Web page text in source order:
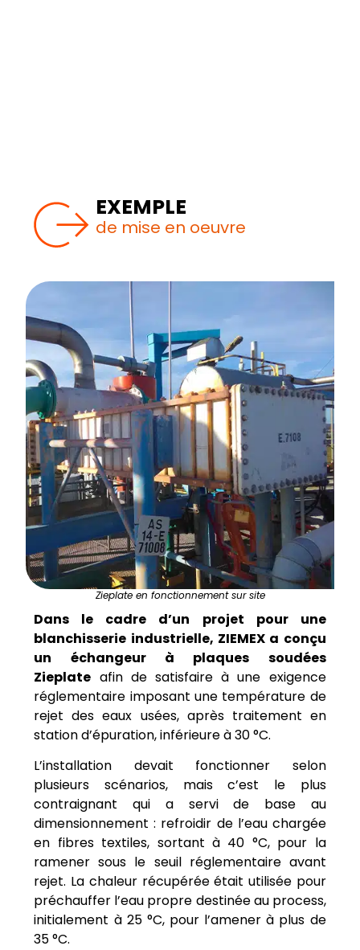
EXEMPLE
de mise en oeuvre
Zieplate en fonctionnement sur site
Dans le cadre d’un projet pour une
blanchisserie industrielle, ZIEMEX a conçu
un échangeur à plaques soudées
Zieplate afin de satisfaire à une exigence
réglementaire imposant une température de
rejet des eaux usées, après traitement en
station d’épuration, inférieure à 30 °C.
L’installation devait fonctionner selon
plusieurs scénarios, mais c’est le plus
contraignant qui a servi de base au
dimensionnement : refroidir de l’eau chargée
en fibres textiles, sortant à 40 °C, pour la
ramener sous le seuil réglementaire avant
rejet. La chaleur récupérée était utilisée pour
préchauffer l’eau propre destinée au process,
initialement à 25 °C, pour l’amener à plus de
35 °C.